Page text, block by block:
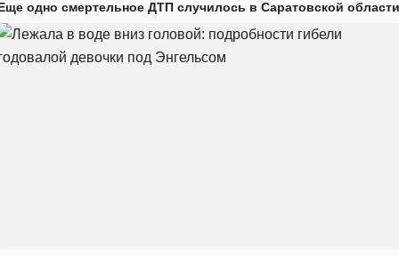
одно смертельное ДТП случилось в Саратовской области